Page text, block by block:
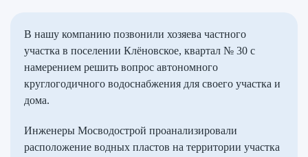
В нашу компанию позвонили хозяева частного
участка в поселении Клёновское, квартал № 30 с
намерением решить вопрос автономного
круглогодичного водоснабжения для своего участка и
дома.
Инженеры Мосводострой проанализировали
расположение водных пластов на территории участка